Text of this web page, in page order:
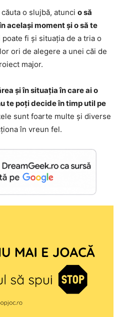
o slujbă, atunci o să
același moment și o să te
poate fi și situația de a tria o
ori de alegere a unei căi de
major.
și în situația în care ai o
te poți decide în timp util pe
sunt foarte multe și diverse
în vreun fel.